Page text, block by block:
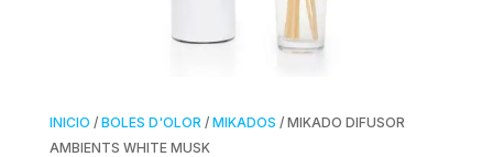
INICIO / BOLES D'OLOR / MIKADOS / MIKADO DIFUSOR
AMBIENTS WHITE MUSK